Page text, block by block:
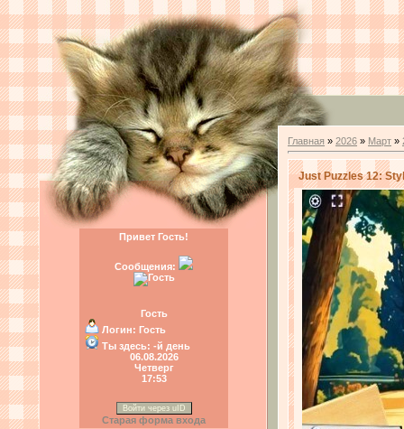
Привет Гость!
Сообщения:
Гость
Логин: Гость
Ты здесь: -й день
06.08.2026
Четверг
17:53
Войти через uID
Старая форма входа
Главная » 2026 » Март »
Just Puzzles 12: